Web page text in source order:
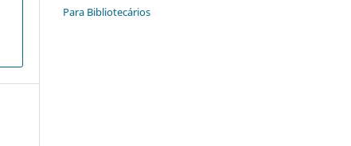
Para Bibliotecários